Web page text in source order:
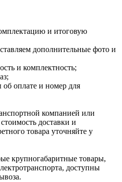
и итоговую
дополнительные фото и
и комплектность;
оплате и номер для
компанией или
доставки и
товара уточняйте у
крупногабаритные товары,
доступны